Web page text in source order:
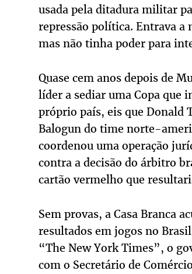
usada pela ditadura militar
repressão política. Entrava a
mas não tinha poder para
Quase cem anos depois de
líder a sediar uma Copa que
próprio país, eis que Donald
Balogun do time norte-
coordenou uma operação
contra a decisão do árbitro
cartão vermelho que
Sem provas, a Casa Branca
resultados em jogos no
“The New York Times”, o
com o Secretário de